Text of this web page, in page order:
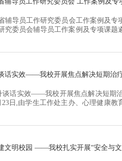
辅导员工作研究委员会工作案例及
究委员会辅导员工作案例及专项课题
话实效——我校开展焦点解决短期治
谈话实效——我校开展焦点解决短期
23日,由学生工作处主办、心理健康
文明校园 ——我校扎实开展“安全与文